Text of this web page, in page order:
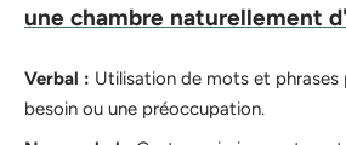
une chambre naturellement
Verbal : Utilisation de mots et phrases
besoin ou une préoccupation.